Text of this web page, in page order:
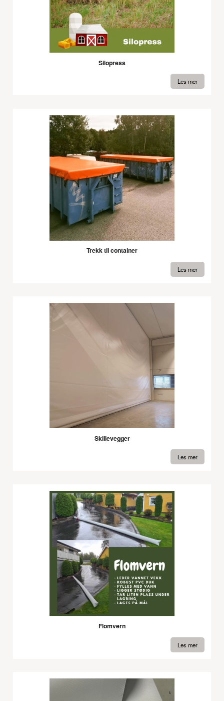
Silopress
Les mer
Trekk til container
Les mer
Skillevegger
Les mer
Flomvern
Les mer